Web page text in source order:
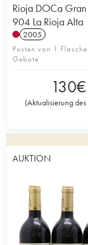
Rioja DOCa Gran
904 La Rioja Alta
2005
Posten von 1
Gebote
130€
(Aktualisierung des
AUKTION